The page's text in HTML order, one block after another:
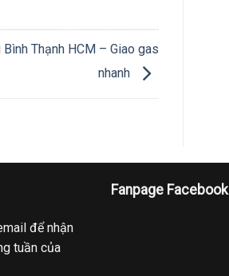
Thạnh HCM – Giao gas
nhanh
để nhận
tuần của
Fanpage Facebook